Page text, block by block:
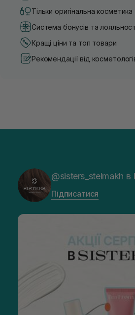
Тільки оригінальна косметика
Система бонусів та
Кращі ціни та топ товари
Рекомендації від
@sisters_stelmakh в
Підписатися